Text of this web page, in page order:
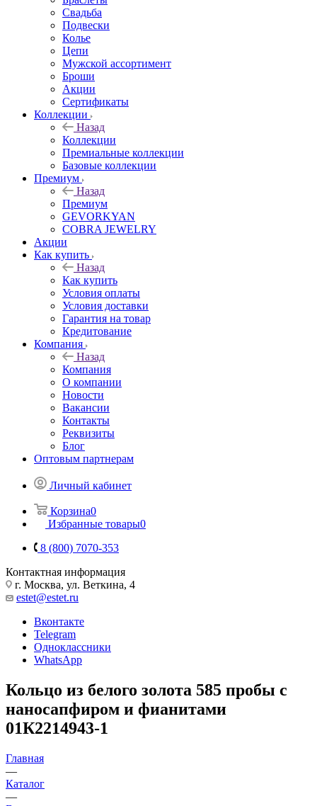
Свадьба
Подвески
Колье
Цепи
Мужской ассортимент
Броши
Акции
Сертификаты
Коллекции
Назад
Коллекции
Премиальные коллекции
Базовые коллекции
Премиум
Назад
Премиум
GEVORKYAN
COBRA JEWELRY
Акции
Как купить
Назад
Как купить
Условия оплаты
Условия доставки
Гарантия на товар
Кредитование
Компания
Назад
Компания
О компании
Новости
Вакансии
Контакты
Реквизиты
Блог
Оптовым партнерам
Личный кабинет
Корзина0
Избранные товары0
8 (800) 7070-353
Контактная информация
г. Москва, ул. Веткина, 4
estet@estet.ru
Вконтакте
Telegram
Одноклассники
WhatsApp
Кольцо из белого золота 585 пробы с
наносапфиром и фианитами
01К2214943-1
Главная
—
Каталог
—